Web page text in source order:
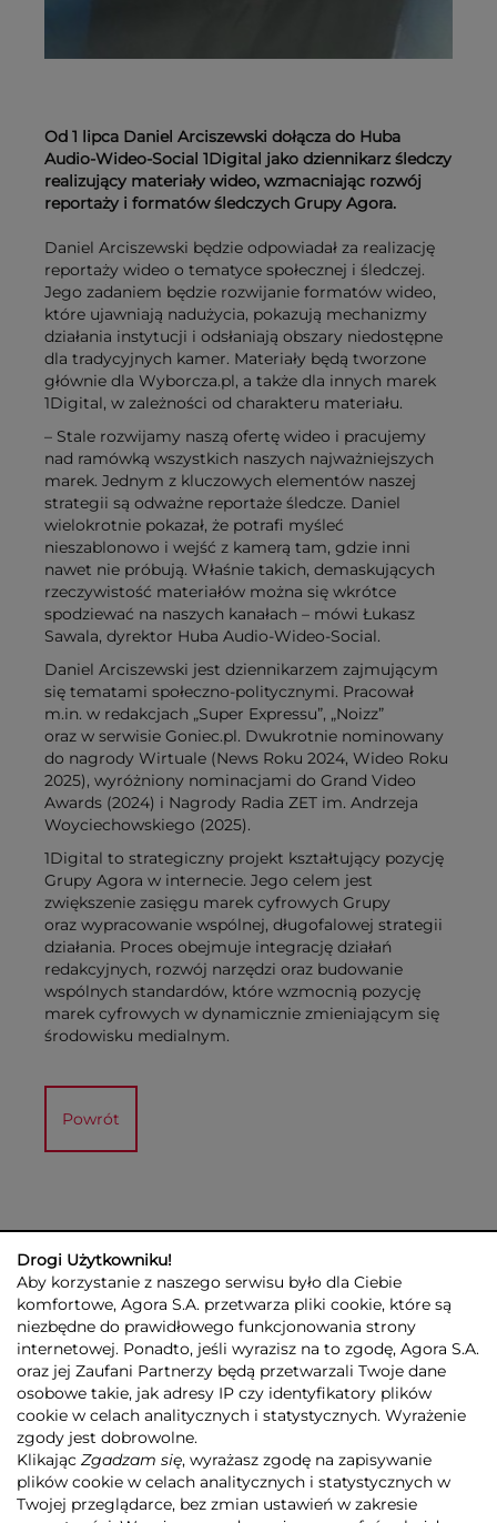
Od 1 lipca Daniel Arciszewski dołącza do Huba
Audio-Wideo-Social 1Digital jako dziennikarz śledczy
realizujący materiały wideo, wzmacniając rozwój
reportaży i formatów śledczych Grupy Agora.
Daniel Arciszewski będzie odpowiadał za realizację
reportaży wideo o tematyce społecznej i śledczej.
Jego zadaniem będzie rozwijanie formatów wideo,
które ujawniają nadużycia, pokazują mechanizmy
działania instytucji i odsłaniają obszary niedostępne
dla tradycyjnych kamer. Materiały będą tworzone
głównie dla Wyborcza.pl, a także dla innych marek
1Digital, w zależności od charakteru materiału.
– Stale rozwijamy naszą ofertę wideo i pracujemy
nad ramówką wszystkich naszych najważniejszych
marek. Jednym z kluczowych elementów naszej
strategii są odważne reportaże śledcze. Daniel
wielokrotnie pokazał, że potrafi myśleć
nieszablonowo i wejść z kamerą tam, gdzie inni
nawet nie próbują. Właśnie takich, demaskujących
rzeczywistość materiałów można się wkrótce
spodziewać na naszych kanałach – mówi Łukasz
Sawala, dyrektor Huba Audio‑Wideo‑Social.
Daniel Arciszewski jest dziennikarzem zajmującym
się tematami społeczno‑politycznymi. Pracował
m.in. w redakcjach „Super Expressu”, „Noizz”
oraz w serwisie Goniec.pl. Dwukrotnie nominowany
do nagrody Wirtuale (News Roku 2024, Wideo Roku
2025), wyróżniony nominacjami do Grand Video
Awards (2024) i Nagrody Radia ZET im. Andrzeja
Woyciechowskiego (2025).
1Digital to strategiczny projekt kształtujący pozycję
Grupy Agora w internecie. Jego celem jest
zwiększenie zasięgu marek cyfrowych Grupy
oraz wypracowanie wspólnej, długofalowej strategii
działania. Proces obejmuje integrację działań
redakcyjnych, rozwój narzędzi oraz budowanie
wspólnych standardów, które wzmocnią pozycję
marek cyfrowych w dynamicznie zmieniającym się
środowisku medialnym.
Powrót
GRUPA AGORA DLA INWESTORÓW DLA MEDIÓW
REKLAMA
ESG
KONTAKT
© 2026 Copyright AGORA SA
POLITYKA PRYWATNOŚCI AGORA S.A.
POLITYKA PRYWATNOŚCI SERWISU AGORA.PL
POLITYKA TRANSPARENTNOŚCI
Drogi Użytkowniku!
Aby korzystanie z naszego serwisu było dla Ciebie
komfortowe, Agora S.A. przetwarza pliki cookie, które są
niezbędne do prawidłowego funkcjonowania strony
internetowej. Ponadto, jeśli wyrazisz na to zgodę, Agora S.A.
oraz jej Zaufani Partnerzy będą przetwarzali Twoje dane
osobowe takie, jak adresy IP czy identyfikatory plików
cookie w celach analitycznych i statystycznych. Wyrażenie
zgody jest dobrowolne.
Klikając Zgadzam się, wyrażasz zgodę na zapisywanie
plików cookie w celach analitycznych i statystycznych w
Twojej przeglądarce, bez zmian ustawień w zakresie